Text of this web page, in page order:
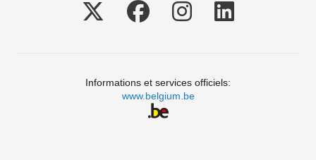
Informations et services officiels:
www.belgium.be